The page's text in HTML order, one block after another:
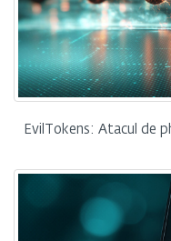
EvilTokens: Atacul de